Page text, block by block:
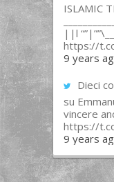
ISLAMIC
||l
https://
9 years
Dieci
su
vincere
https://
9 years